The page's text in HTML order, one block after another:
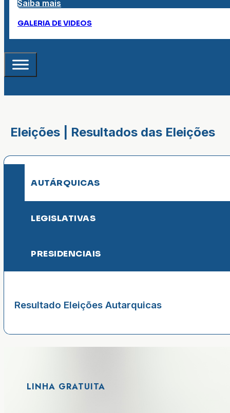
Saiba mais
GALERIA DE VIDEOS
Eleições | Resultados das Eleições
AUTÁRQUICAS
LEGISLATIVAS
PRESIDENCIAIS
Resultado Eleições Autarquicas
LINHA GRATUITA